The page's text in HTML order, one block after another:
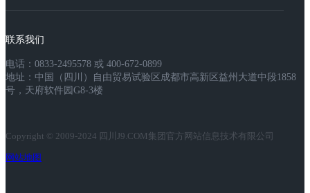
联系我们
电话：0833-2495578 或 400-672-0899
地址：中国（四川）自由贸易试验区成都市高新区益州大道中段1858
号，天府软件园G8-3楼
Copyright © 2009-2024 四川J9.COM集团官方网站信息技术有限公司
网站地图